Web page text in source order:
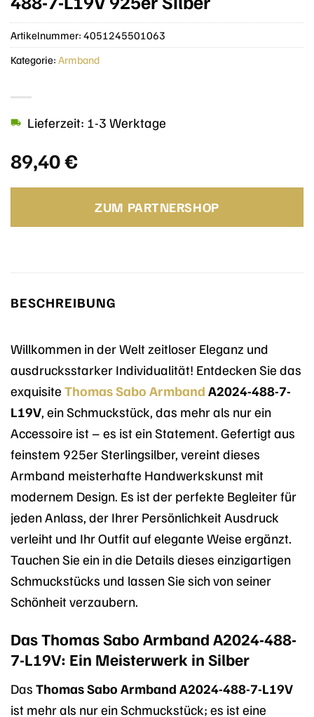
89,40€
Lieferzeit: 1-3 Werktage
ZUM PARTNERSHOP
Artikelnummer: 4051245501063
Kategorie: Armband
BESCHREIBUNG
Willkommen in der Welt zeitloser Eleganz und
ausdrucksstarker Individualität! Entdecken Sie das
exquisite Thomas Sabo Armband A2024-488-7-
L19V , ein Schmuckstück, das mehr als nur ein
Accessoire ist – es ist ein Statement. Gefertigt aus
feinstem 925er Sterlingsilber, vereint dieses
Armband meisterhafte Handwerkskunst mit
modernem Design. Es ist der perfekte Begleiter für
jeden Anlass, der Ihrer Persönlichkeit Ausdruck
verleiht und Ihr Outfit auf elegante Weise ergänzt.
Tauchen Sie ein in die Details dieses einzigartigen
Schmuckstücks und lassen Sie sich von seiner
Schönheit verzaubern.
Das Thomas Sabo Armband A2024-488-
7-L19V: Ein Meisterwerk in Silber
Das Thomas Sabo Armband A2024-488-7-L19V
ist mehr als nur ein Schmuckstück; es ist eine